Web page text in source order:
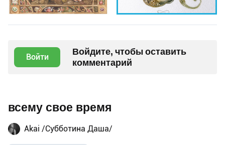
Войти
Войдите, чтобы оставить
комментарий
всему свое время
Akai /Субботина Даша/